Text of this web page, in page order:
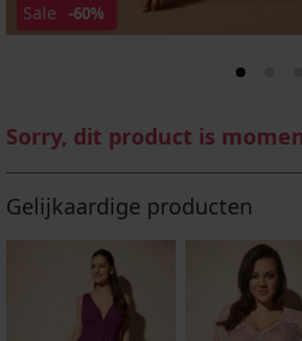
Sale -60%
Sorry, dit product is
Gelijkaardige producten